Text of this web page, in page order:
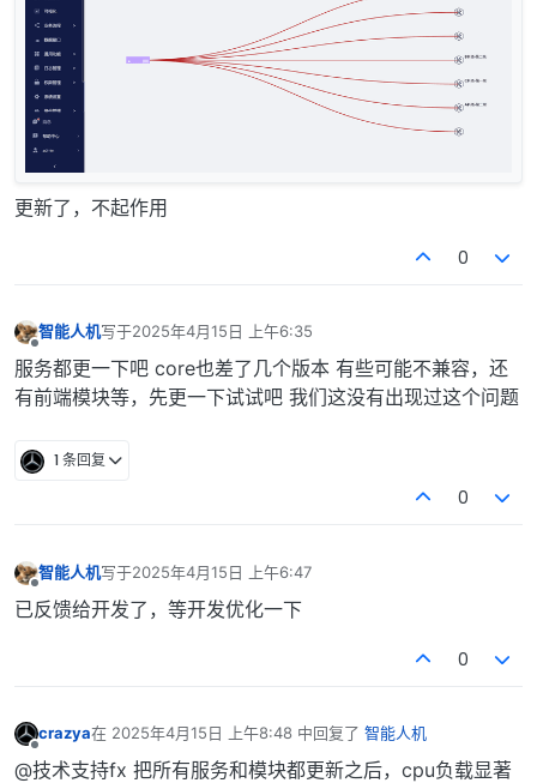
更新了，不起作用
0
智能人机写于2025年4月15日 上午6:35
最后由 编辑
服务都更一下吧 core也差了几个版本 有些可能不兼容，还
有前端模块等，先更一下试试吧 我们这没有出现过这个问题
1 条回复
0
智能人机写于2025年4月15日 上午6:47
最后由 编辑
已反馈给开发了，等开发优化一下
0
离线
crazya在 2025年4月15日 上午8:48 中回复了 智能人机
最后由 编辑
@技术支持fx 把所有服务和模块都更新之后，cpu负载显著